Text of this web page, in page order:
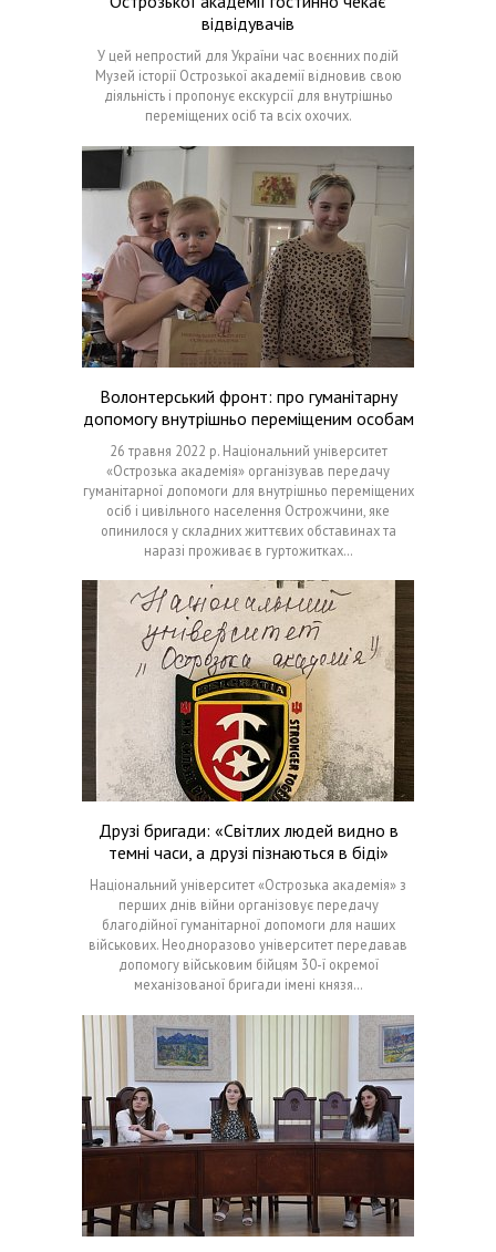
відвідувачів
У цей непростий для України час воєнних подій
Музей історії Острозької академії відновив свою
діяльність і пропонує екскурсії для внутрішньо
переміщених осіб та всіх охочих.
Волонтерський фронт: про гуманітарну
допомогу внутрішньо переміщеним особам
26 травня 2022 р. Національний університет
«Острозька академія» організував передачу
гуманітарної допомоги для внутрішньо переміщених
осіб і цивільного населення Острожчини, яке
опинилося у складних життєвих обставинах та
наразі проживає в гуртожитках…
Друзі бригади: «Світлих людей видно в
темні часи, а друзі пізнаються в біді»
Національний університет «Острозька академія» з
перших днів війни організовує передачу
благодійної гуманітарної допомоги для наших
військових. Неодноразово університет передавав
допомогу військовим бійцям 30-ї окремої
механізованої бригади імені князя…